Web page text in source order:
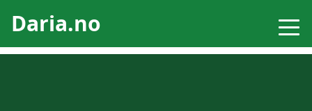
Daria.no